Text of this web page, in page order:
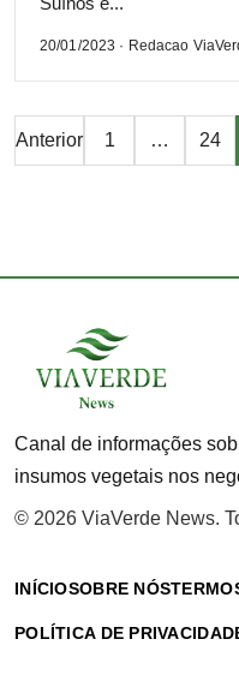
20/01/2023 · Redacao
Paginação
Anterior 1 … 24
Canal de informações
insumos vegetais nos
© 2026 ViaVerde News.
INÍCIOSOBRE NÓS
POLÍTICA DE